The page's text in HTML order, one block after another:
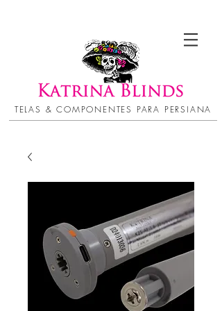
TELAS & COMPONENTES PARA PERSIANA